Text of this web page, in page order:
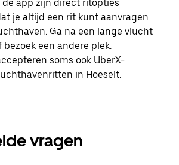
de app zijn direct ritopties
je altijd een rit kunt aanvragen
Ga na een lange vlucht
een andere plek.
soms ook UberX-
in Hoeselt.
vragen